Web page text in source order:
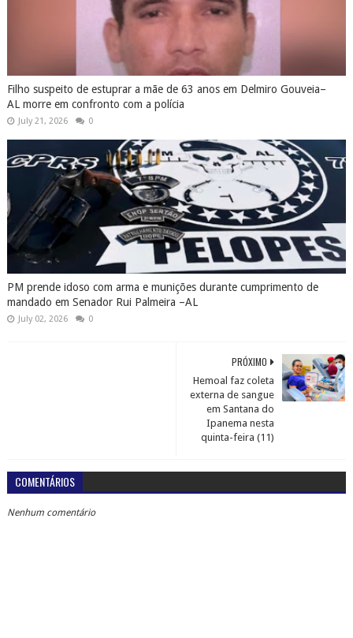
Filho suspeito de estuprar a mãe de 63 anos em Delmiro Gouveia–
AL morre em confronto com a polícia
July 21, 2026 0
PM prende idoso com arma e munições durante cumprimento de
mandado em Senador Rui Palmeira –AL
July 02, 2026 0
PRÓXIMO
Hemoal faz coleta
externa de sangue
em Santana do
Ipanema nesta
quinta-feira (11)
COMENTÁRIOS
Nenhum comentário